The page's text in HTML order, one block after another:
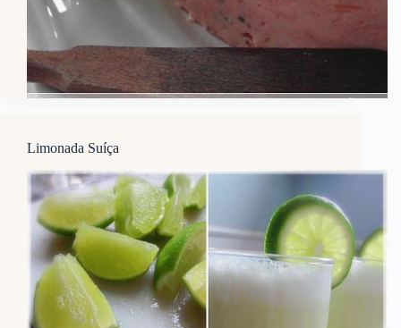
Limonada Suíça